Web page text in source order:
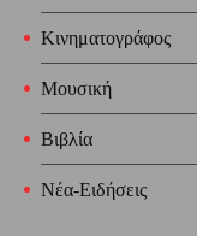
Κινηματογράφος
Μουσική
Βιβλία
Νέα-Ειδήσεις